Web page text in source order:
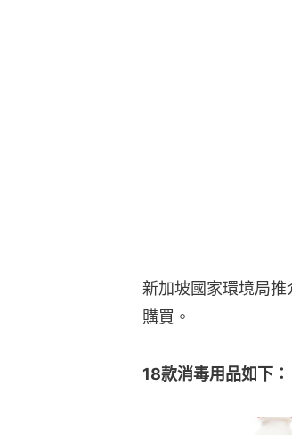
新加坡國家環境局
購買。
18款消毒用品如下：